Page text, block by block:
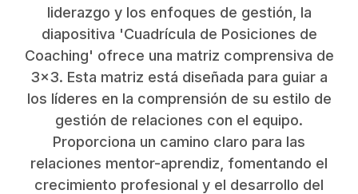
liderazgo y los enfoques de gestión, la
diapositiva 'Cuadrícula de Posiciones de
Coaching' ofrece una matriz comprensiva de
3x3. Esta matriz está diseñada para guiar a
los líderes en la comprensión de su estilo de
gestión de relaciones con el equipo.
Proporciona un camino claro para las
relaciones mentor-aprendiz, fomentando el
crecimiento profesional y el desarrollo del